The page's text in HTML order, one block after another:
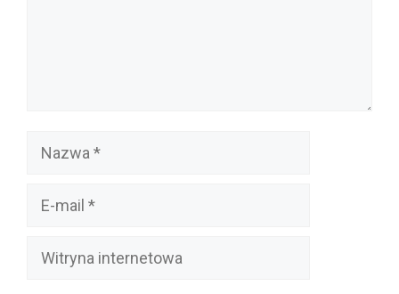
Nazwa
Witryna